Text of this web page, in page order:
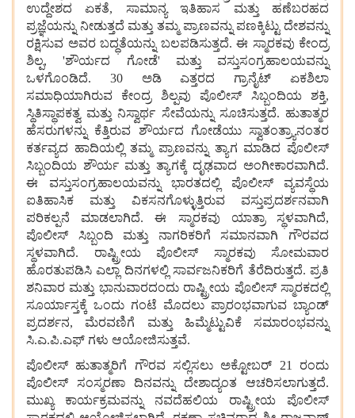
ಉದ್ದೇಶದ ಏಕತೆ, ಸಾಮಾನ್ಯ ಇತಿಹಾಸ ಮತ್ತು ಹಣೆಬರಹದ
ಪ್ರಜ್ಞೆಯನ್ನು ನೀಡುತ್ತದೆ ಮತ್ತು ತಮ್ಮ ಪ್ರಾಣವನ್ನು ಪಣಕ್ಕಿಟ್ಟು ದೇಶವನ್ನು
ರಕ್ಷಿಸುವ ಅವರ ಬದ್ಧತೆಯನ್ನು ಬಲಪಡಿಸುತ್ತದೆ. ಈ ಸ್ಮಾರಕವು ಕೇಂದ್ರ
ಶಿಲ್ಪ, 'ಶೌರ್ಯದ ಗೋಡೆ' ಮತ್ತು ವಸ್ತುಸಂಗ್ರಹಾಲಯವನ್ನು
ಒಳಗೊಂಡಿದೆ. 30 ಅಡಿ ಎತ್ತರದ ಗ್ರಾನೈಟ್ ಏಕಶಿಲಾ
ಸಮಾಧಿಯಾಗಿರುವ ಕೇಂದ್ರ ಶಿಲ್ಪವು ಪೊಲೀಸ್ ಸಿಬ್ಬಂದಿಯ ಶಕ್ತಿ,
ಸ್ಥಿತಿಸ್ಥಾಪಕತ್ವ ಮತ್ತು ನಿಸ್ವಾರ್ಥ ಸೇವೆಯನ್ನು ಸೂಚಿಸುತ್ತದೆ. ಹುತಾತ್ಮರ
ಹೆಸರುಗಳನ್ನು ಕೆತ್ತಿರುವ ಶೌರ್ಯದ ಗೋಡೆಯು ಸ್ವಾತಂತ್ರ್ಯಾನಂತರ
ಕರ್ತವ್ಯದ ಹಾದಿಯಲ್ಲಿ ತಮ್ಮ ಪ್ರಾಣವನ್ನು ತ್ಯಾಗ ಮಾಡಿದ ಪೊಲೀಸ್
ಸಿಬ್ಬಂದಿಯ ಶೌರ್ಯ ಮತ್ತು ತ್ಯಾಗಕ್ಕೆ ದೃಢವಾದ ಅಂಗೀಕಾರವಾಗಿದೆ.
ಈ ವಸ್ತುಸಂಗ್ರಹಾಲಯವನ್ನು ಭಾರತದಲ್ಲಿ ಪೊಲೀಸ್ ವ್ಯವಸ್ಥೆಯ
ಐತಿಹಾಸಿಕ ಮತ್ತು ವಿಕಸನಗೊಳ್ಳುತ್ತಿರುವ ವಸ್ತುಪ್ರದರ್ಶನವಾಗಿ
ಪರಿಕಲ್ಪನೆ ಮಾಡಲಾಗಿದೆ. ಈ ಸ್ಮಾರಕವು ಯಾತ್ರಾ ಸ್ಥಳವಾಗಿದೆ,
ಪೊಲೀಸ್ ಸಿಬ್ಬಂದಿ ಮತ್ತು ನಾಗರಿಕರಿಗೆ ಸಮಾನವಾಗಿ ಗೌರವದ
ಸ್ಥಳವಾಗಿದೆ. ರಾಷ್ಟ್ರೀಯ ಪೊಲೀಸ್ ಸ್ಮಾರಕವು ಸೋಮವಾರ
ಹೊರತುಪಡಿಸಿ ಎಲ್ಲಾ ದಿನಗಳಲ್ಲಿ ಸಾರ್ವಜನಿಕರಿಗೆ ತೆರೆದಿರುತ್ತದೆ. ಪ್ರತಿ
ಶನಿವಾರ ಮತ್ತು ಭಾನುವಾರದಂದು ರಾಷ್ಟ್ರೀಯ ಪೊಲೀಸ್ ಸ್ಮಾರಕದಲ್ಲಿ
ಸೂರ್ಯಾಸ್ತಕ್ಕೆ ಒಂದು ಗಂಟೆ ಮೊದಲು ಪ್ರಾರಂಭವಾಗುವ ಬ್ಯಾಂಡ್
ಪ್ರದರ್ಶನ, ಮೆರವಣಿಗೆ ಮತ್ತು ಹಿಮ್ಮೆಟ್ಟುವಿಕೆ ಸಮಾರಂಭವನ್ನು
ಸಿ.ಎ.ಪಿ.ಎಫ್ ಗಳು ಆಯೋಜಿಸುತ್ತವೆ.
ಪೊಲೀಸ್ ಹುತಾತ್ಮರಿಗೆ ಗೌರವ ಸಲ್ಲಿಸಲು ಅಕ್ಟೋಬರ್ 21 ರಂದು
ಪೊಲೀಸ್ ಸಂಸ್ಮರಣಾ ದಿನವನ್ನು ದೇಶಾದ್ಯಂತ ಆಚರಿಸಲಾಗುತ್ತದೆ.
ಮುಖ್ಯ ಕಾರ್ಯಕ್ರಮವನ್ನು ನವದೆಹಲಿಯ ರಾಷ್ಟ್ರೀಯ ಪೊಲೀಸ್